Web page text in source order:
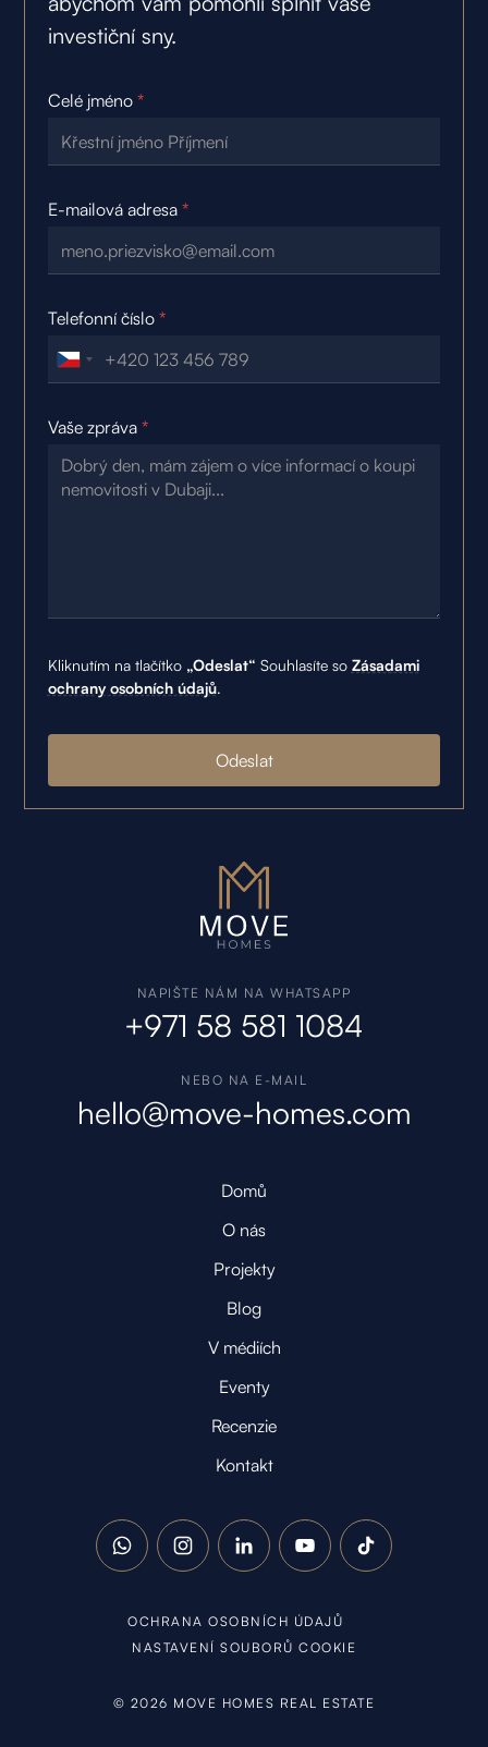
NAPIŠTE NÁM NA WHATSAPP
+971 58 581 1084
NEBO NA E-MAIL
hello@move-homes.com
Domů
O nás
Projekty
Blog
V médiích
Eventy
Recenzie
Kontakt
WhatsAppInstagramLinkedInYouTubeTikTok
OCHRANA OSOBNÍCH ÚDAJŮ
NASTAVENÍ SOUBORŮ COOKIE
© 2026 MOVE HOMES REAL ESTATE
investiční sny.
Celé jméno *
E-mailová adresa *
Telefonní číslo *
Vaše zpráva *
Kliknutím na tlačítko „Odeslat“ Souhlasíte so Zásadami
ochrany osobních údajů.